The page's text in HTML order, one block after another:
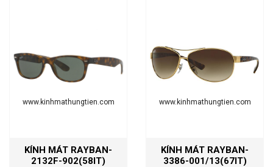
www.kinhmathungtien.com
KÍNH MÁT RAYBAN-
2132F-902(58IT)
www.kinhmathungtien.com
KÍNH MÁT RAYBAN-
3386-001/13(67IT)